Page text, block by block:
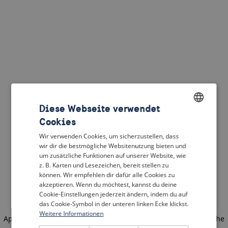
Application error: a client-side exception has occurred
(see the
DUTCH
FRENCH
GERMAN
Diese Webseite verwendet
Cookies
Wir verwenden Cookies, um sicherzustellen, dass
wir dir die bestmögliche Websitenutzung bieten und
um zusätzliche Funktionen auf unserer Website, wie
z. B. Karten und Lesezeichen, bereit stellen zu
können. Wir empfehlen dir dafür alle Cookies zu
akzeptieren. Wenn du möchtest, kannst du deine
Cookie-Einstellungen jederzeit ändern, indem du auf
das Cookie-Symbol in der unteren linken Ecke klickst.
Weitere Informationen